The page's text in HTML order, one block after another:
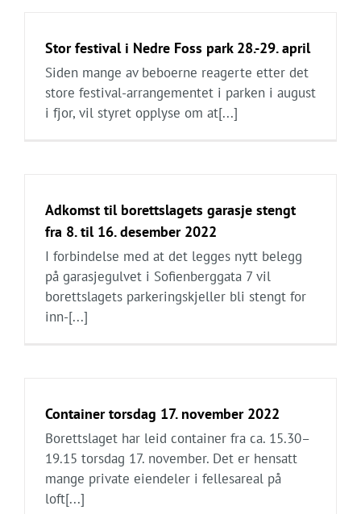
Stor festival i Nedre Foss park 28.-29. april
Siden mange av beboerne reagerte etter det
store festival-arrangementet i parken i august
i fjor, vil styret opplyse om at[...]
Adkomst til borettslagets garasje stengt
fra 8. til 16. desember 2022
I forbindelse med at det legges nytt belegg
på garasjegulvet i Sofienberggata 7 vil
borettslagets parkeringskjeller bli stengt for
inn-[...]
Container torsdag 17. november 2022
Borettslaget har leid container fra ca. 15.30–
19.15 torsdag 17. november. Det er hensatt
mange private eiendeler i fellesareal på
loft[...]